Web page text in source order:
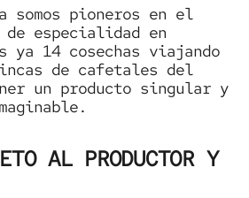
somos pioneros en el
especialidad en
ya 14 cosechas viajando
de cafetales del
un producto singular y
AL PRODUCTOR Y